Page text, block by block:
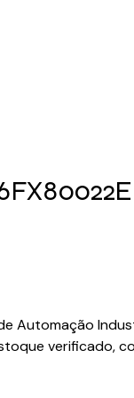
Automação
verificado,